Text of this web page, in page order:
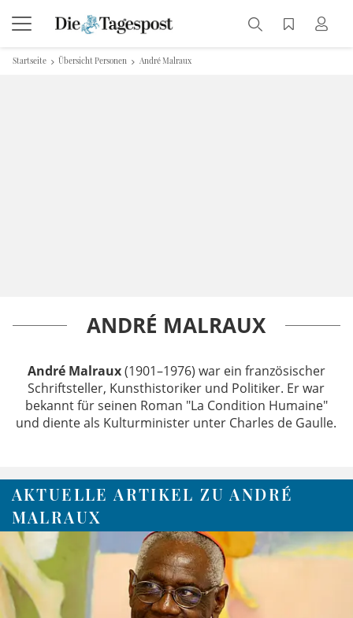
Startseite Übersicht Personen André Malraux
ANDRÉ MALRAUX
André Malraux(1901–1976) war ein französischer
Schriftsteller, Kunsthistoriker und Politiker. Er war
bekannt für seinen Roman "La Condition Humaine"
und diente als Kulturminister unter Charles de Gaulle.
AKTUELLE ARTIKEL ZU ANDRÉ
MALRAUX